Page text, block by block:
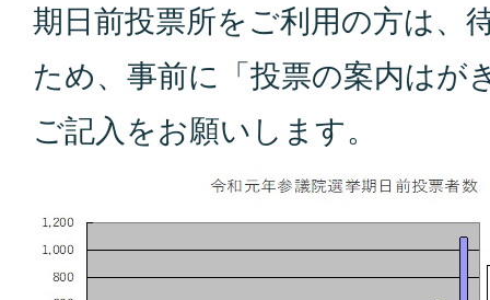
期日前投票所をご利用の方は、
ため、事前に「投票の案内はが
ご記入をお願いします。